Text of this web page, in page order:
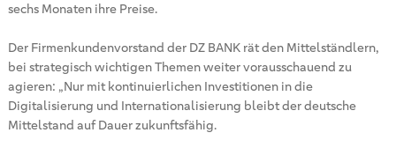
sechs Monaten ihre Preise.
Der Firmenkundenvorstand der DZ BANK rät den Mittelständlern,
bei strategisch wichtigen Themen weiter vorausschauend zu
agieren: „Nur mit kontinuierlichen Investitionen in die
Digitalisierung und Internationalisierung bleibt der deutsche
Mittelstand auf Dauer zukunftsfähig.